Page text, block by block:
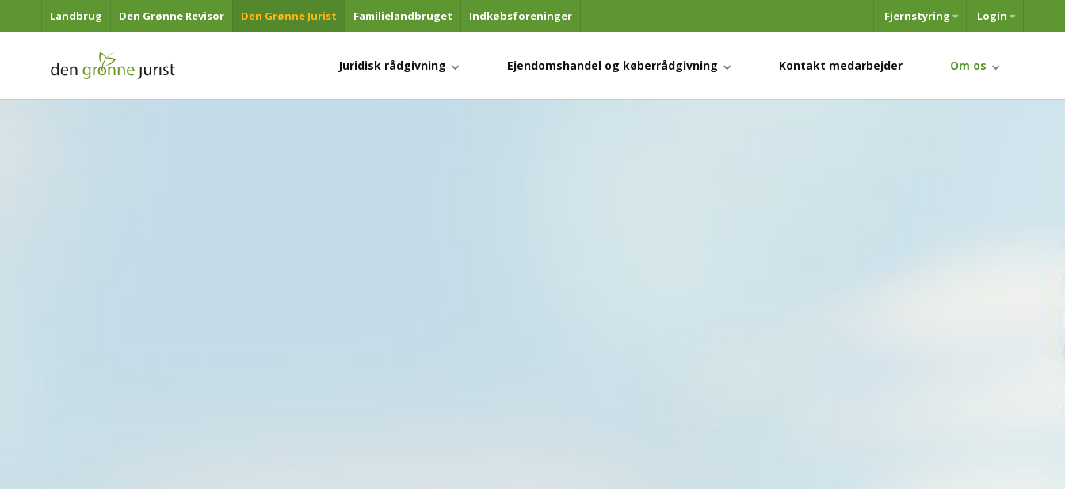
Spring til indhold
Landbrug Den Grønne Revisor Den Grønne Jurist Familielandbruget Indkøbsforeninger Fjernstyring Login
Juridisk rådgivning Ejendomshandel og køberrådgivning Kontakt medarbejder Om os